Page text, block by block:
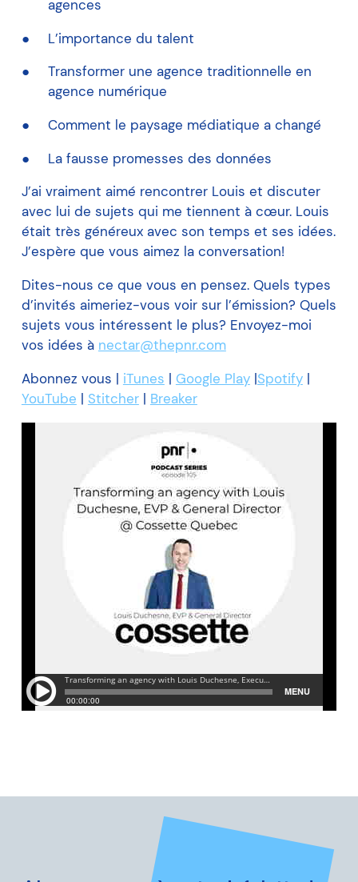
agences
L’importance du talent
Transformer une agence traditionnelle en
agence numérique
Comment le paysage médiatique a changé
La fausse promesses des données
J’ai vraiment aimé rencontrer Louis et discuter
avec lui de sujets qui me tiennent à cœur. Louis
était très généreux avec son temps et ses idées.
J’espère que vous aimez la conversation!
Dites-nous ce que vous en pensez. Quels types
d’invités aimeriez-vous voir sur l’émission? Quels
sujets vous intéressent le plus? Envoyez-moi
vos idées à nectar@thepnr.com
Abonnez vous | iTunes | Google Play|Spotify|
YouTube | Stitcher| Breaker